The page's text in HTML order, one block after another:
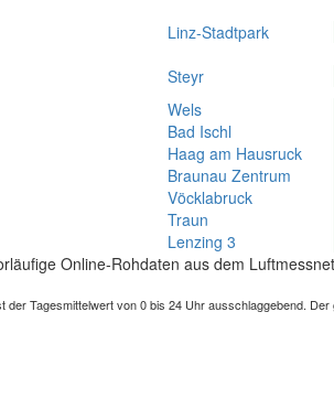
Linz-Stadtpark
Steyr
Wels
Bad Ischl
Haag am Hausruck
Braunau Zentrum
Vöcklabruck
Traun
Lenzing 3
Online-Rohdaten aus dem
der Tagesmittelwert von 0 bis 24 Uhr ausschlaggebend.